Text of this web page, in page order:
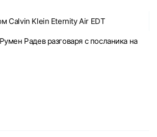
Calvin Klein Eternity Air EDT
Радев разговаря с посланика на